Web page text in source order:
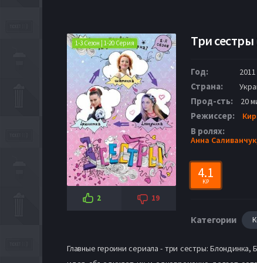
1-3 Сезон | 1-20 Серия
2 19
Три сестры
Год: 2011
Страна:
Прод-сть: 20
Режиссер:
В ролях:
Анна
4.1
KP
Категории
Главные героини сериала - три сестры: